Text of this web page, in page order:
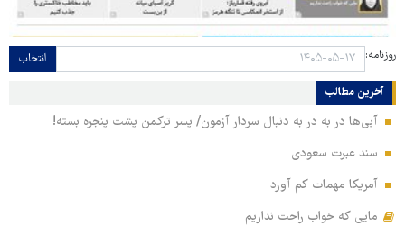
روزنامه: انتخاب
آخرین مطالب
آبی‌ها در به در به دنبال سردار آزمون/ پسر ترکمن پشت پنجره بسته!
سند عبرت سعودی
آمریکا مهمات کم آورد
مایی که خواب راحت نداریم